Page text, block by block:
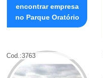
encontrar empresa
no Parque Oratório
Cod.:3763